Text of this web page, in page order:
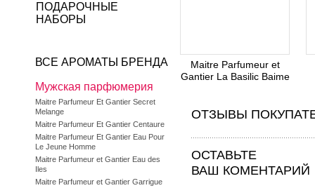
Maitre Parfumeur et
Gantier La Basilic Baime
ОТЗЫВЫ
ОСТАВЬТЕ
ВАШ КОМЕНТАРИЙ
ПОДАРОЧНЫЕ
НАБОРЫ
ВСЕ АРОМАТЫ БРЕНДА
Мужская парфюмерия
Maitre Parfumeur Et Gantier Secret
Melange
Maitre Parfumeur Et Gantier Centaure
Maitre Parfumeur Et Gantier Eau Pour
Le Jeune Homme
Maitre Parfumeur et Gantier Eau des
Iles
Maitre Parfumeur et Gantier Garrigue